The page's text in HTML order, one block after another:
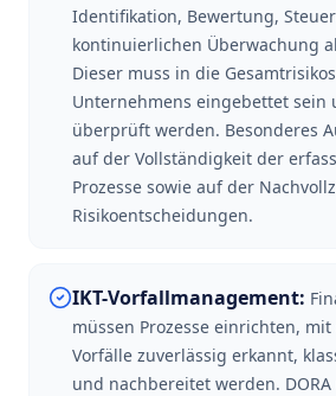
Identifikation, Bewertung,
kontinuierlichen Überwachung
Dieser muss in die
Unternehmens eingebettet sein
überprüft werden. Besonderes
auf der Vollständigkeit der
Prozesse sowie auf der
Risikoentscheidungen.
IKT-Vorfallmanagement:
müssen Prozesse einrichten, mit
Vorfälle zuverlässig erkannt,
und nachbereitet werden.